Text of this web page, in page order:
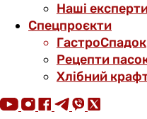
Наші
Спецпроєкти
ГастроСпадок
Рецепти
Хлібний